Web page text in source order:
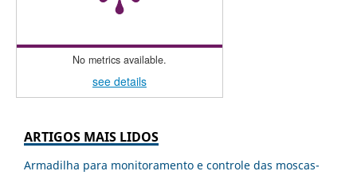
No metrics available.
see details
ARTIGOS MAIS LIDOS
Armadilha para monitoramento e controle das moscas-